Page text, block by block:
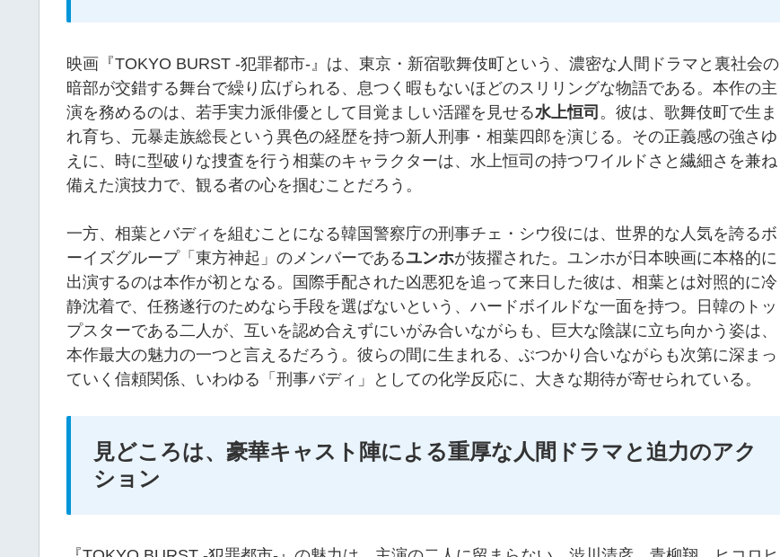
映画『TOKYO BURST -犯罪都市-』は、東京・新宿歌舞伎町という、濃密な人間ドラマと裏社会の
暗部が交錯する舞台で繰り広げられる、息つく暇もないほどのスリリングな物語である。本作の主
演を務めるのは、若手実力派俳優として目覚ましい活躍を見せる水上恒司 。彼は、歌舞伎町で生ま
れ育ち、元暴走族総長という異色の経歴を持つ新人刑事・相葉四郎を演じる。その正義感の強さゆ
えに、時に型破りな捜査を行う相葉のキャラクターは、水上恒司の持つワイルドさと繊細さを兼ね
備えた演技力で、観る者の心を掴むことだろう。
一方、相葉とバディを組むことになる韓国警察庁の刑事チェ・シウ役には、世界的な人気を誇るボ
ーイズグループ「東方神起」のメンバーであるユンホが抜擢された。ユンホが日本映画に本格的に
出演するのは本作が初となる。国際手配された凶悪犯を追って来日した彼は、相葉とは対照的に冷
静沈着で、任務遂行のためなら手段を選ばないという、ハードボイルドな一面を持つ。日韓のトッ
プスターである二人が、互いを認め合えずにいがみ合いながらも、巨大な陰謀に立ち向かう姿は、
本作最大の魅力の一つと言えるだろう。彼らの間に生まれる、ぶつかり合いながらも次第に深まっ
ていく信頼関係、いわゆる「刑事バディ」としての化学反応に、大きな期待が寄せられている。
見どころは、豪華キャスト陣による重厚な人間ドラマと迫力のアク
ション